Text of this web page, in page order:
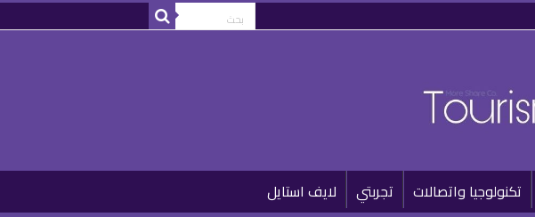
تكنولوجيا واتصالات تجربتي لايف استايل